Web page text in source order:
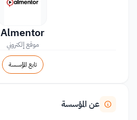
Almentor
موقع إلكتروني
تابع المؤسسة
عن المؤسسة